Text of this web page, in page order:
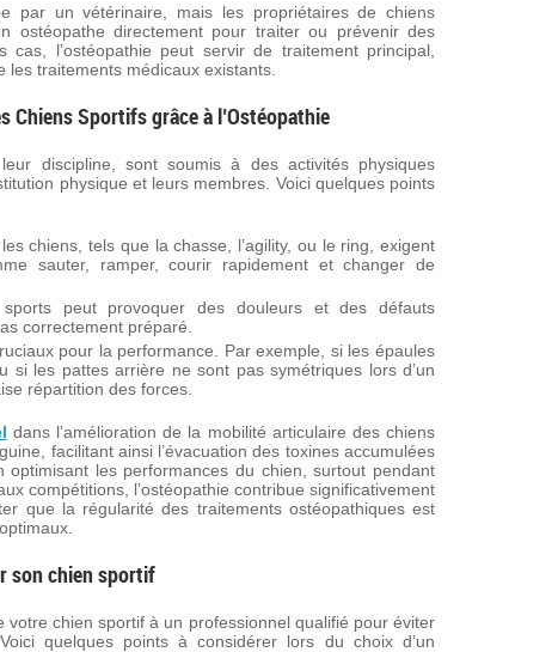
par un vétérinaire, mais les propriétaires de chiens
ostéopathe directement pour traiter ou prévenir des
cas, l’ostéopathie peut servir de traitement principal,
les traitements médicaux existants.
Chiens Sportifs grâce à l’Ostéopathie
discipline, sont soumis à des activités physiques
physique et leurs membres. Voici quelques points
chiens, tels que la chasse, l’agility, ou le ring, exigent
sauter, ramper, courir rapidement et changer de
peut provoquer des douleurs et des défauts
correctement préparé.
pour la performance. Par exemple, si les épaules
si les pattes arrière ne sont pas symétriques lors d’un
répartition des forces.
dans l’amélioration de la mobilité articulaire des chiens
facilitant ainsi l’évacuation des toxines accumulées
optimisant les performances du chien, surtout pendant
compétitions, l’ostéopathie contribue significativement
que la régularité des traitements ostéopathiques est
son chien sportif
votre chien sportif à un professionnel qualifié pour éviter
quelques points à considérer lors du choix d’un